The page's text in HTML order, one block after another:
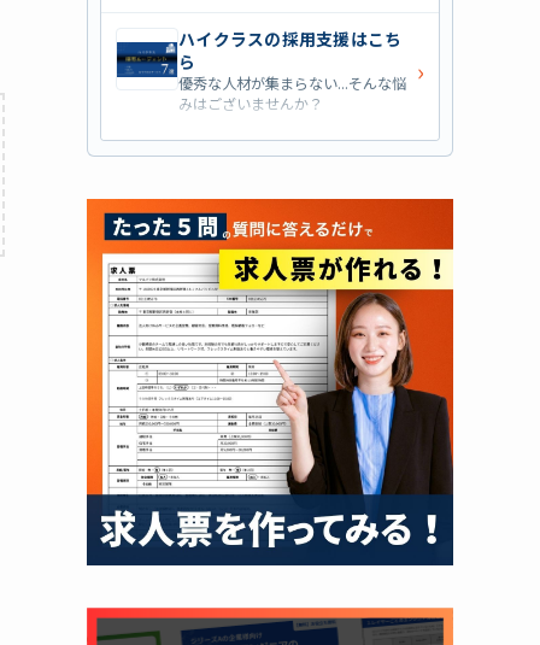
ハイクラスの採用支援はこち
ら
優秀な人材が集まらない...そんな悩
みはございませんか？
›
営業職の採用支援はこちら
した企業を七つ集めました！
外資系の採用支援はこちら
外資系企業の採用支援を行っている
会社はこちらから！
›